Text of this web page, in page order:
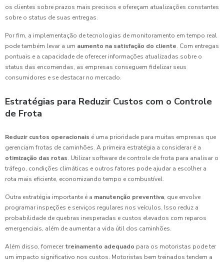
os clientes sobre prazos mais precisos e ofereçam atualizações constantes
sobre o status de suas entregas.
Por fim, a implementação de tecnologias de monitoramento em tempo real
pode também levar a um aumento na satisfação do cliente. Com entregas
pontuais e a capacidade de oferecer informações atualizadas sobre o
status das encomendas, as empresas conseguem fidelizar seus
consumidores e se destacar no mercado.
Estratégias para Reduzir Custos com o Controle
de Frota
Reduzir custos operacionais é uma prioridade para muitas empresas que
gerenciam frotas de caminhões. A primeira estratégia a considerar é a
otimização das rotas. Utilizar software de controle de frota para analisar o
tráfego, condições climáticas e outros fatores pode ajudar a escolher a
rota mais eficiente, economizando tempo e combustível.
Outra estratégia importante é a manutenção preventiva, que envolve
programar inspeções e serviços regulares nos veículos. Isso reduz a
probabilidade de quebras inesperadas e custos elevados com reparos
emergenciais, além de aumentar a vida útil dos caminhões.
Além disso, fornecer treinamento adequado para os motoristas pode ter
um impacto significativo nos custos. Motoristas bem treinados tendem a